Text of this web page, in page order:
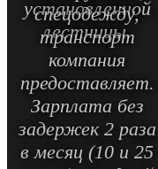
установленной
лестницы.
спецодежду,
транспорт
компания
предоставляет.
Зарплата без
задержек 2 раза
в месяц (10 и 25